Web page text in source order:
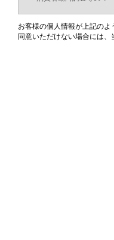
お客様の個人情報が上記の
同意いただけない場合には